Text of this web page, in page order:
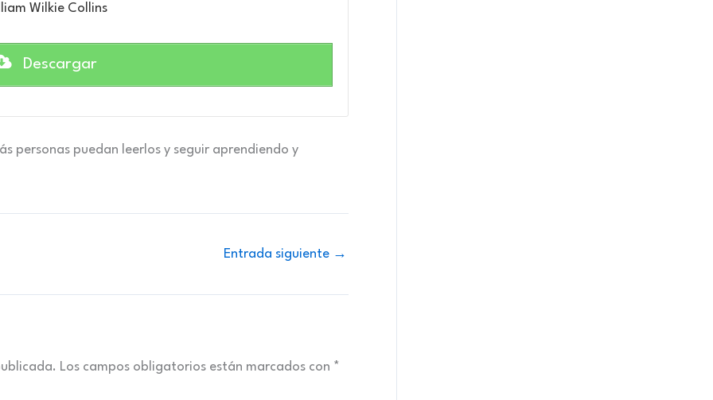
Wilkie Collins
Descargar
personas puedan leerlos y seguir aprendiendo y
Entrada siguiente →
Los campos obligatorios están marcados con *